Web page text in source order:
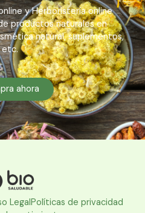
y Herboristería online
productos naturales en
natural, suplementos,
etc.
ahora
LegalPolíticas de privacidad